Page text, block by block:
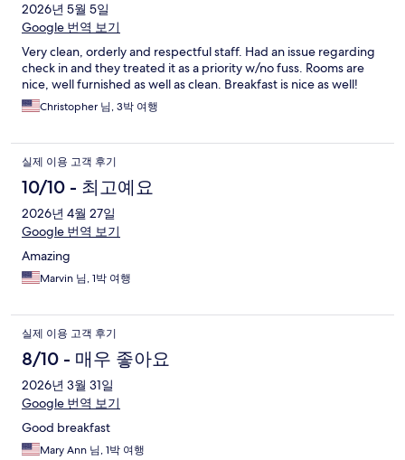
2026년 5월 5일
Google 번역 보기
Very clean, orderly and respectful staff. Had an issue regarding
check in and they treated it as a priority w/no fuss. Rooms are
nice, well furnished as well as clean. Breakfast is nice as well!
Christopher 님, 3박 여행
실제 이용 고객 후기
10/10 - 최고예요
2026년 4월 27일
Google 번역 보기
Amazing
Marvin 님, 1박 여행
실제 이용 고객 후기
8/10 - 매우 좋아요
2026년 3월 31일
Google 번역 보기
Good breakfast
Mary Ann 님, 1박 여행